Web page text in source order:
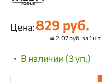
В наличии (3 уп.)
Цена:829 руб.
≅ 2.07 руб. за 1 шт.